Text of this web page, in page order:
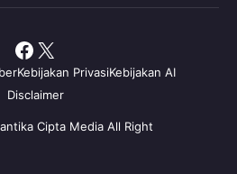
Cipta Media All Right
Kebijakan PrivasiKebijakan AI
Disclaimer
Facebook
X